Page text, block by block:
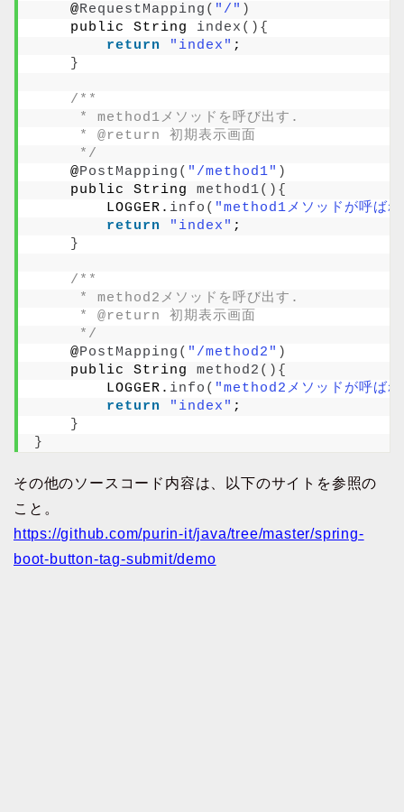
    @
RequestMapping ( "/" )
    public String
index (){
return
"index" ;
}
/**
     * method1メソッドを呼び出す.
     * @return 初期表示画面
     */
    @
PostMapping ( "/method1" )
    public String
method1(){
        LOGGER.
info ( "method1メソッドが呼ば
return
"index" ;
}
/**
     * method2メソッドを呼び出す.
     * @return 初期表示画面
     */
    @
PostMapping ( "/method2" )
    public String
method2 (){
        LOGGER.
info ( "method2メソッドが呼ば
return
"index" ;
}
}
その他のソースコード内容は、以下のサイトを参照の
こと。
https://github.com/purin-it/java/tree/master/spring-
boot-button-tag-submit/demo